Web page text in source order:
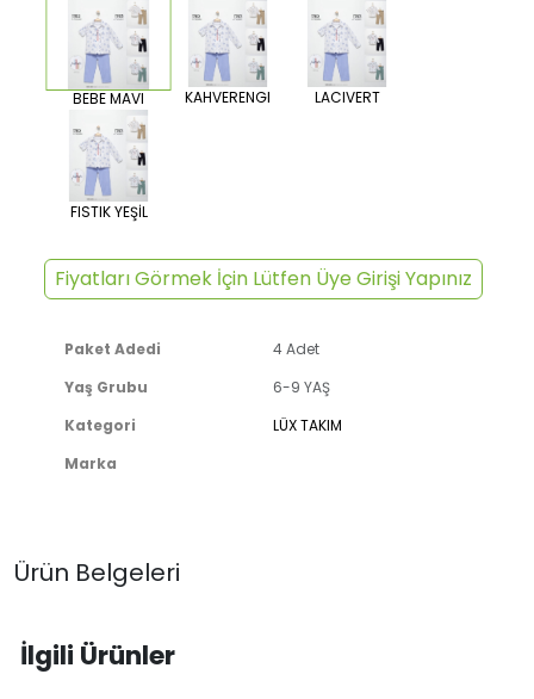
BEBE MAVI KAHVERENGI LACIVERT
FISTIK YEŞİL
Fiyatları Görmek İçin Lütfen Üye Girişi Yapınız
Paket Adedi
4 Adet
Yaş Grubu
6-9 YAŞ
Kategori
LÜX TAKIM
Marka
Ürün Belgeleri
İlgili Ürünler